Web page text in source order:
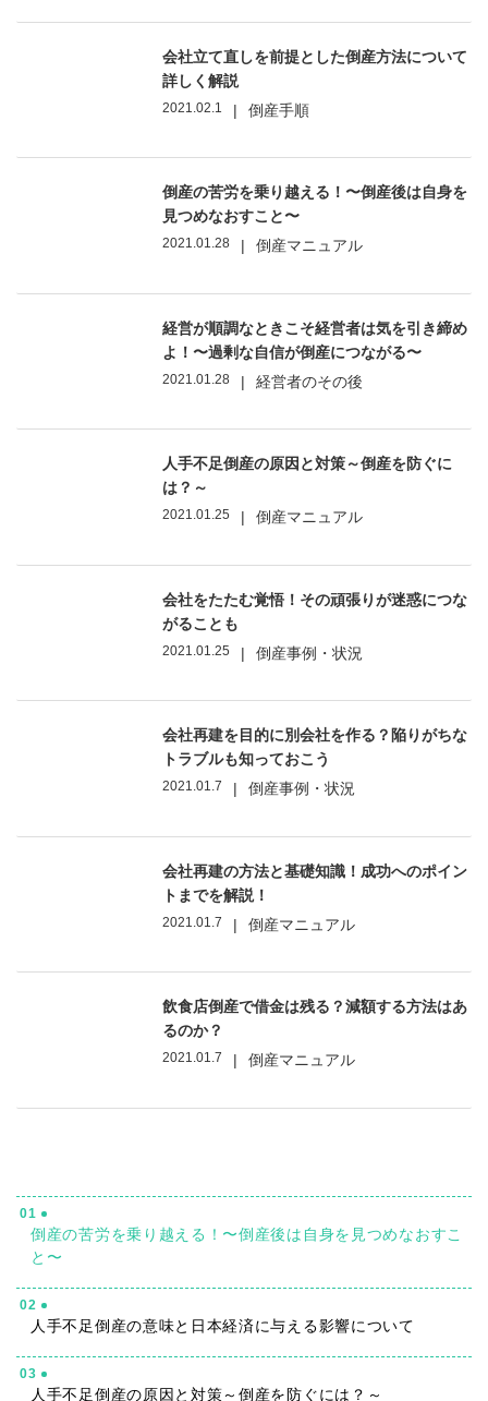
会社立て直しを前提とした倒産方法について
詳しく解説
2021.02.1 | 倒産手順
倒産の苦労を乗り越える！〜倒産後は自身を
見つめなおすこと〜
2021.01.28 | 倒産マニュアル
経営が順調なときこそ経営者は気を引き締め
よ！〜過剰な自信が倒産につながる〜
2021.01.28 | 経営者のその後
人手不足倒産の原因と対策～倒産を防ぐに
は？～
2021.01.25 | 倒産マニュアル
会社をたたむ覚悟！その頑張りが迷惑につな
がることも
2021.01.25 | 倒産事例・状況
会社再建を目的に別会社を作る？陥りがちな
トラブルも知っておこう
2021.01.7 | 倒産事例・状況
会社再建の方法と基礎知識！成功へのポイン
トまでを解説！
2021.01.7 | 倒産マニュアル
飲食店倒産で借金は残る？減額する方法はあ
るのか？
2021.01.7 | 倒産マニュアル
01
倒産の苦労を乗り越える！〜倒産後は自身を見つめなおすこ
と〜
02
人手不足倒産の意味と日本経済に与える影響について
03
人手不足倒産の原因と対策～倒産を防ぐには？～